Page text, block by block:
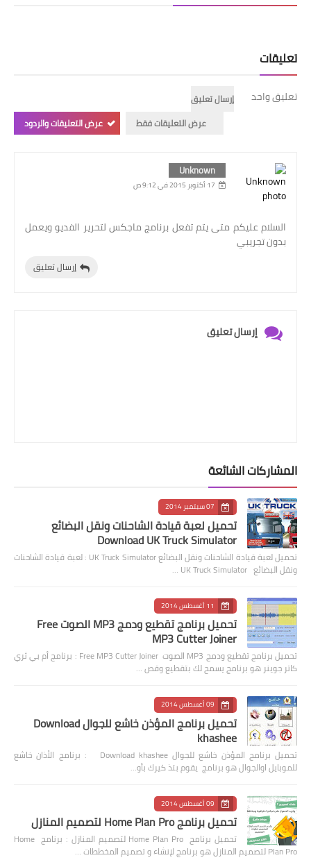
تعليقات
تعليق واحد
إرسال تعليق
عرض التعليقات فقط
عرض التعليقات والردود
Unknown
17 أكتوبر 2015 في 9:12 ص
السلام عليكم متى يتم تفعل برنامج ماجكس لتحرير الفديو ويعمل
بدون تجريبي
إرسال تعليق
إرسال تعليق
المشاركات الشائعة
07 سبتمبر 2014
تحميل لعبة قيادة الشاحنات ونقل البضائع
Download UK Truck Simulator
تحميل لعبة قيادة الشاحنات ونقل البضائع UK Truck Simulator : لعبة قيادة الشاحنات
ونقل البضائع UK Truck Simulator …
11 أغسطس 2014
تحميل برنامج تقطيع ودمج MP3 الصوت Free
MP3 Cutter Joiner
تحميل برنامج تقطيع ودمج MP3 الصوت Free MP3 Cutter Joiner : برنامج أم بي ثري
كاتر جوينر هو برنامج يسمح لك بتقطيع وقص …
09 أغسطس 2014
تحميل برنامج المؤذن خاشع للجوال Download
khashee
تحميل برنامج المؤذن خاشع للجوال Download khashee : برنامج الأذان خاشع
للموبايل اوالجوال هو برنامج يقوم بتذ كيرك بأو…
09 أغسطس 2014
تحميل برنامج Home Plan Pro لتصميم المنازل
تحميل برنامج Home Plan Pro لتصميم المنازل : برنامج Home
Plan Pro لتصميم المنازل هو برنامج لإنشاء و تصميم المخططات …